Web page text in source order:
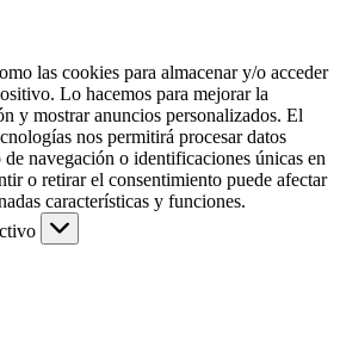
las cookies para almacenar y/o acceder
Lo hacemos para mejorar la
y mostrar anuncios personalizados. El
nos permitirá procesar datos
navegación o identificaciones únicas en
o retirar el consentimiento puede afectar
características y funciones.